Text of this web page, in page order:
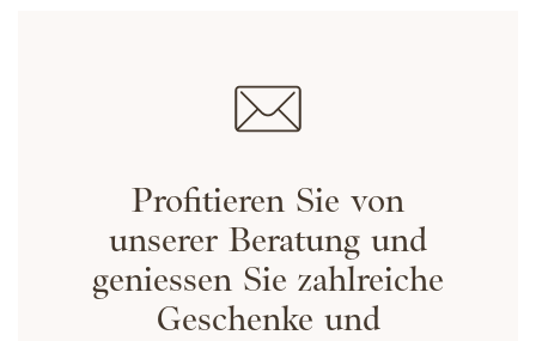
Tout autoriser
Profitieren Sie von
unserer Beratung und
geniessen Sie zahlreiche
Geschenke und